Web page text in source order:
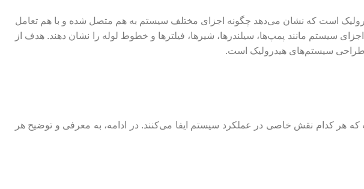
است که نشان می‌دهد چگونه اجزای مختلف سیستم به هم متصل شده و با هم تعامل
سیستم مانند پمپ‌ها، سیلندرها، شیرها، فیلترها و خطوط لوله را نشان دهند. هدف از
طراحی سیستم‌های هیدرولیک است.
هر کدام نقش خاصی در عملکرد سیستم ایفا می‌کنند. در ادامه، به معرفی و توضیح هر